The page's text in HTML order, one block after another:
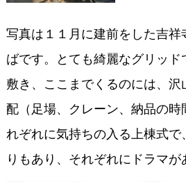
写真は１１月に建前をした吉祥
ばです。とても綺麗なグリッド
敷き、ここまでくるのには、
配（足場、クレーン、納品の時
れぞれに気持ちの入る上棟式で
りもあり、それぞれにドラマが